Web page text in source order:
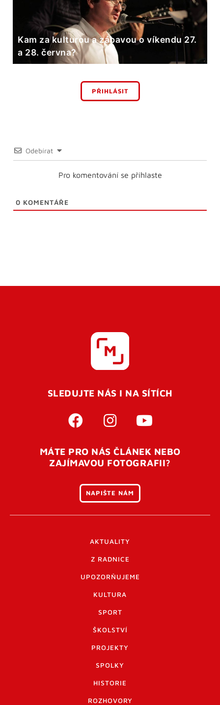
Kam za kulturou a zábavou o víkendu 27.
a 28. června?
PŘIHLÁSIT
Odebírat
Pro komentování se přihlaste
0 KOMENTÁŘE
SLEDUJTE NÁS I NA SÍTÍCH
MÁTE PRO NÁS ČLÁNEK NEBO
ZAJÍMAVOU FOTOGRAFII?
NAPIŠTE NÁM
AKTUALITY
Z RADNICE
UPOZORŇUJEME
KULTURA
SPORT
ŠKOLSTVÍ
PROJEKTY
SPOLKY
HISTORIE
ROZHOVORY